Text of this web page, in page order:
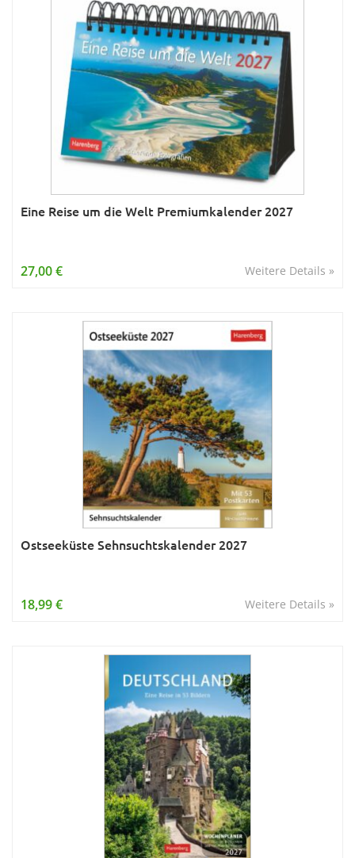
Eine Reise um die Welt Premiumkalender 2027
Weitere Details »
27,00 €
Ostseeküste Sehnsuchtskalender 2027
Weitere Details »
18,99 €